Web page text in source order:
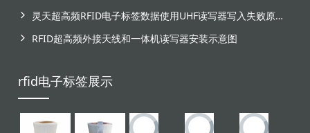
灵天超高频RFID电子标签数据使用UHF读写器写入失败原因分析
RFID超高频外接天线和一体机读写器安装示意图
rfid电子标签展示